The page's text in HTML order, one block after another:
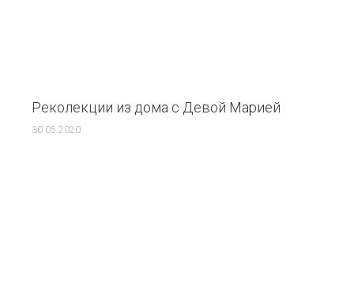
Реколекции из дома с Девой Марией
30.05.2020